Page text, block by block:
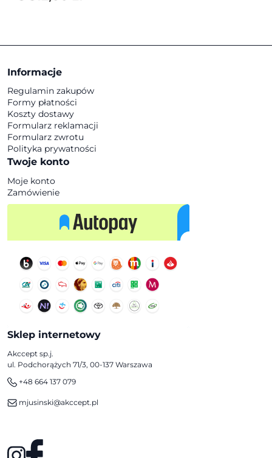
Informacje
Regulamin zakupów
Formy płatności
Koszty dostawy
Formularz reklamacji
Formularz zwrotu
Polityka prywatności
Twoje konto
Moje konto
Zamówienie
Sklep internetowy
Akccept sp.j.
ul. Podchorążych 71/3, 00-137 Warszawa
+48 664 137 079
mjusinski@akccept.pl